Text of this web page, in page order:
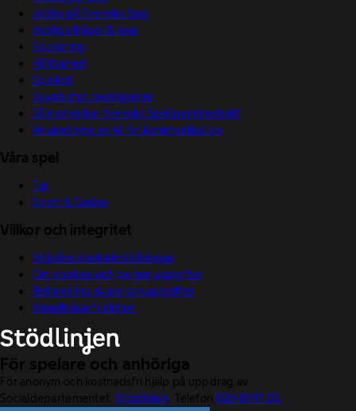
Jobba på Svenska Spel
Vanliga frågor & svar
Sponsring
Hållbarhet
Spelkoll
Skydd mot bedrägerier
Så motverkar Svenska Spel penningtvätt
Användning av AI för kommunikation
Våra spel
Tur
Sport & Casino
Villkor och integritet
Välj dina cookieinställningar
Om cookies och personuppgifter
Behandling av personuppgifter
Visselblåsarfunktion
För spelare och anhöriga
För anonym och kostnadsfri hjälp på uppdrag av
Socialdepartementet. Stödlinjen. Telefon020-81 91 00.